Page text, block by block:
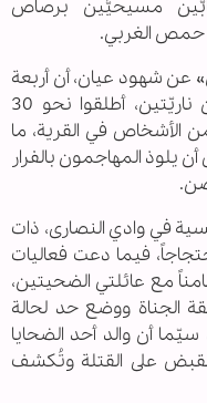
مسيحيَّين برصاص
حمص الغربي.
عن شهود عيان، أن أربعة
مسلحين ملثمين على متن دراجتين ناريّتين، أطلقوا نحو 30
في القرية، ما
يلوذ المهاجمون بالفرار
في وادي النصارى، ذات
فيما دعت فعاليات
مع عائلتي الضحيتين،
الجناة ووضع حد لحالة
سيّما أن والد أحد الضحايا
على القتلة وتُكشف